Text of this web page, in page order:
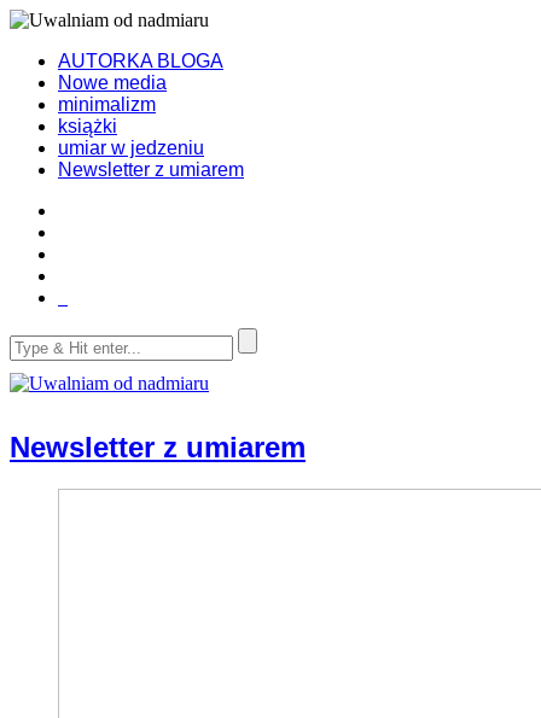
AUTORKA BLOGA
Nowe media
minimalizm
książki
umiar w jedzeniu
Newsletter z umiarem
Newsletter z umiarem